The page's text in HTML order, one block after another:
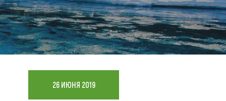
Гостиницы, отели
Коттеджи, базы
Сельские усадьбы
Мотели, придорожные отели
26 ИЮНЯ 2019